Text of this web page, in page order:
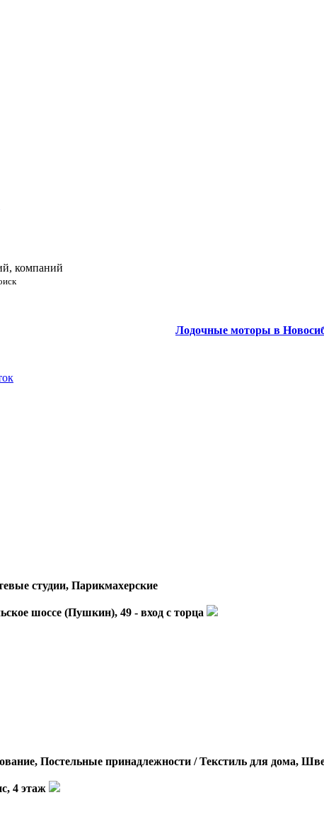
компаний
Лодочные моторы в
студии, Парикмахерские
шоссе (Пушкин), 49 - вход с торца
Постельные принадлежности / Текстиль для дома,
4 этаж